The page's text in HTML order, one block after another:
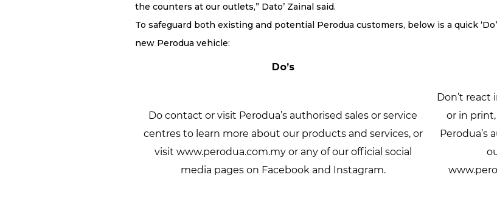
the counters at our outlets,” Dato’ Zainal said.
To safeguard both existing and potential Perodua customers, below is a quick
new Perodua vehicle:
Do’s
Do contact or visit Perodua’s authorised sales or service
centres to learn more about our products and services, or
visit www.perodua.com.my or any of our official social
media pages on Facebook and Instagram.
Don’t
or in
Perodua’s